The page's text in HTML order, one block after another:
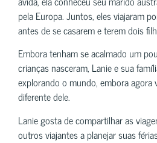
pela Europa. Juntos, eles viajaram
antes de se casarem e terem dois
Embora tenham se acalmado um
crianças nasceram, Lanie e sua
explorando o mundo, embora agora
diferente dele.
Lanie gosta de compartilhar as
outros viajantes a planejar suas